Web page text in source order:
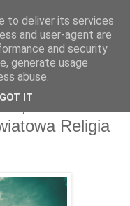
Rick Warren
Religia
to deliver its services
and user-agent are
and security
generate usage
abuse.
GOT IT